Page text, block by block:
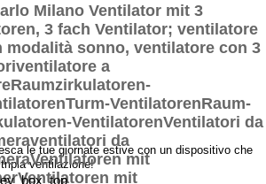
le tue giornate estive con un dispositivo che
ventilazione!